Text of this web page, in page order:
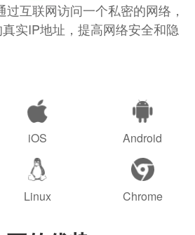
互联网访问一个私密的网络，
实IP地址，提高网络安全和隐
iOS Android
Linux Chrome